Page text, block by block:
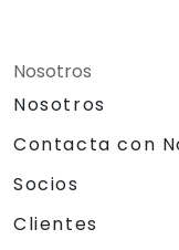
Nosotros
Nosotros
Contacta con
Socios
Clientes